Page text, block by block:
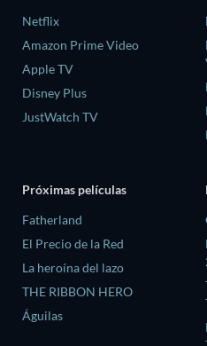
Netflix
Amazon Prime Video
Apple TV
Disney Plus
JustWatch TV
Próximas películas
Fatherland
El Precio de la Red
La heroína del lazo
THE RIBBON HERO
Águilas